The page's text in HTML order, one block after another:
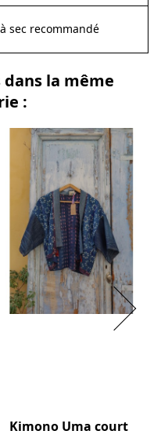
sec recommandé
la même
:
Kimono Uma court